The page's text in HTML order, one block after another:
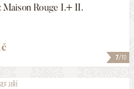
7/10
Maison Rouge I.+ II.
JIŘÍ